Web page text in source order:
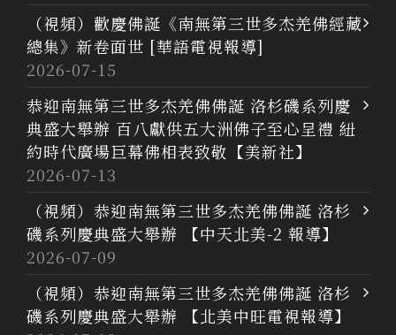
（視頻）歡慶佛誕《南無第三世多杰羌佛經藏
總集》新卷面世 [華語電視報導]
2026-07-15
恭迎南無第三世多杰羌佛佛誕 洛杉磯系列慶
典盛大舉辦 百八獻供五大洲佛子至心呈禮 紐
約時代廣場巨幕佛相表致敬【美新社】
2026-07-13
（視頻）恭迎南無第三世多杰羌佛佛誕 洛杉
磯系列慶典盛大舉辦 【中天北美-2 報導】
2026-07-09
（視頻）恭迎南無第三世多杰羌佛佛誕 洛杉
磯系列慶典盛大舉辦 【北美中旺電視報導】